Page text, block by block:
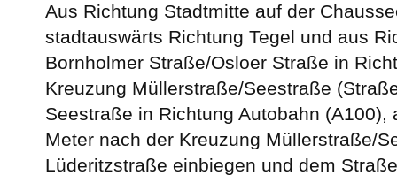
Aus Richtung Stadtmitte auf der
stadtauswärts Richtung Tegel und aus
Bornholmer Straße/Osloer Straße in
Kreuzung Müllerstraße/Seestraße
Seestraße in Richtung Autobahn
Meter nach der Kreuzung Müllerstraße/
Lüderitzstraße einbiegen und dem